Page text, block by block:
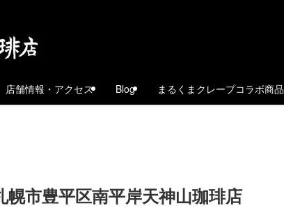
店舗情報・アクセス Blog まるくまクレープコラボ商品
市豊平区南平岸天神山珈琲店